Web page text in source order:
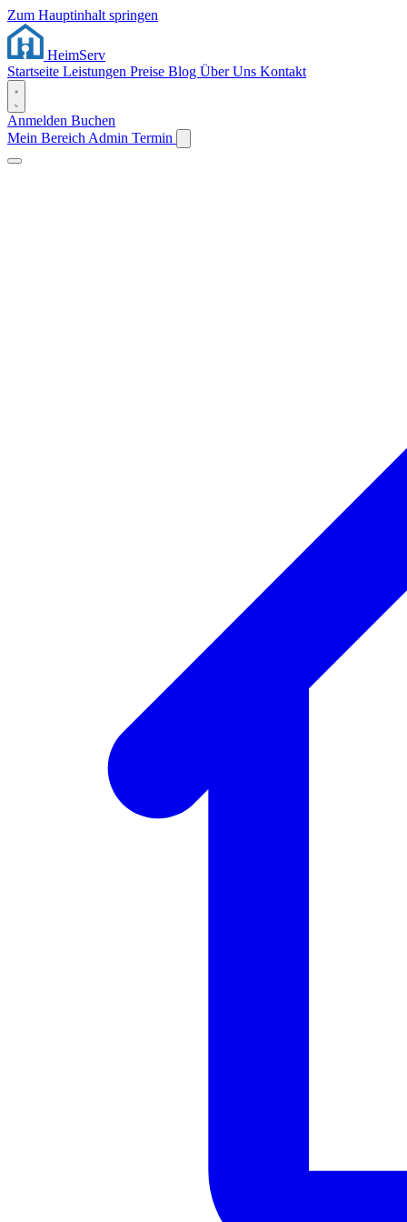
Zum Hauptinhalt springen
HeimServ
Startseite Leistungen Preise Blog Über Uns Kontakt
Anmelden Buchen
Mein Bereich Admin Termin